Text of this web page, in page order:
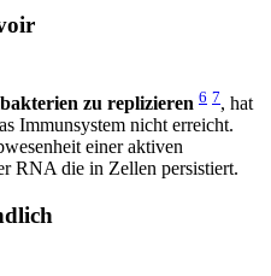
zu replizieren 6 7, hat
Immunsystem nicht erreicht.
einer aktiven
RNA die in Zellen persistiert.